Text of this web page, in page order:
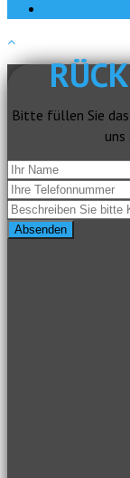
Bitte füllen Sie
Absenden